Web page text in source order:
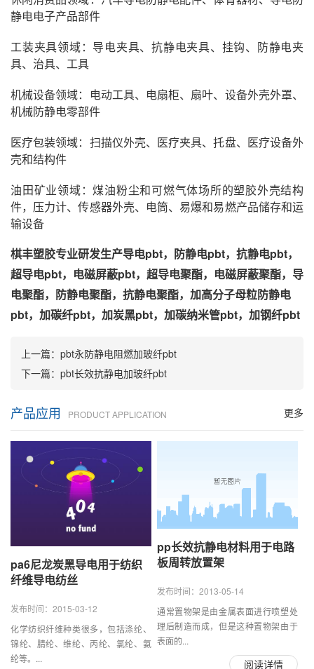
静电电子产品部件
工装夹具领域：导电夹具、抗静电夹具、挂钩、防静电夹
具、治具、工具
机械设备领域：电动工具、电扇柜、扇叶、设备外壳外罩、
机械防静电零部件
医疗包装领域：扫描仪外壳、医疗夹具、托盘、医疗设备外
壳和结构件
油田矿业领域：煤油粉尘和可燃气体场所的塑胶外壳结构
件，压力计、传感器外壳、电筒、易爆和易燃产品储存和运
输设备
棋丰塑胶专业研发生产导电pbt，防静电pbt，抗静电pbt，
超导电pbt，电磁屏蔽pbt，超导电聚酯，电磁屏蔽聚酯，导
电聚酯，防静电聚酯，抗静电聚酯，加高分子母粒防静电
pbt，加碳纤pbt，加炭黑pbt，加碳纳米管pbt，加钢纤pbt
上一篇： pbt永防静电阻燃加玻纤pbt
下一篇： pbt长效抗静电加玻纤pbt
更多
产品应用 PRODUCT APPLICATION
pa6尼龙炭黑导电用于纺织
纤维导电纺丝
发布时间：2015-03-12
化学纺织纤维种类很多，包括涤纶、
锦纶、腈纶、维纶、丙纶、氯纶、氨
纶等。...
pp长效抗静电材料用于电路
板周转放置架
发布时间：2013-05-14
通常置物架是由金属表面进行喷塑处
理后制造而成，但是这种置物架由于
表面的...
阅读详情